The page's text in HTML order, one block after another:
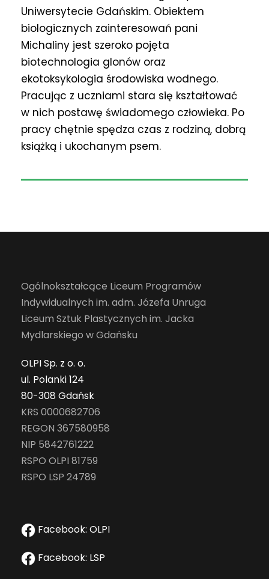
Uniwersytecie Gdańskim. Obiektem
biologicznych zainteresowań pani
Michaliny jest szeroko pojęta
biotechnologia glonów oraz
ekotoksykologia środowiska wodnego.
Pracując z uczniami stara się kształtować
w nich postawę świadomego człowieka. Po
pracy chętnie spędza czas z rodziną, dobrą
książką i ukochanym psem.
Ogólnokształcące Liceum Programów
Indywidualnych im. adm. Józefa Unruga
Liceum Sztuk Plastycznych im. Jacka
Mydlarskiego w Gdańsku
OLPI Sp. z o. o.
ul. Polanki 124
80-308 Gdańsk
KRS 0000682706
REGON 367580958
NIP 5842761222
RSPO OLPI 81759
RSPO LSP 24789
Facebook: OLPI
Facebook: LSP